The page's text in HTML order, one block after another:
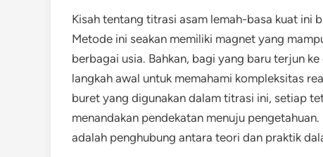
Kisah tentang titrasi asam lemah-basa kuat ini
Metode ini seakan memiliki magnet yang
berbagai usia. Bahkan, bagi yang baru terjun
langkah awal untuk memahami kompleksitas
buret yang digunakan dalam titrasi ini, setiap
menandakan pendekatan menuju
adalah penghubung antara teori dan praktik